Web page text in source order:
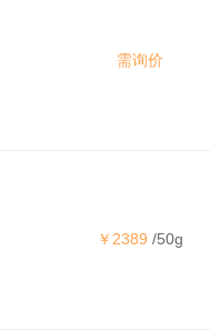
需询价
￥2389 /50g